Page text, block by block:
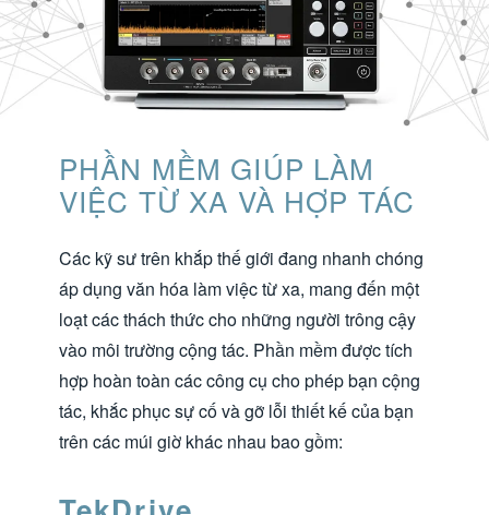
PHẦN MỀM GIÚP LÀM
VIỆC TỪ XA VÀ HỢP TÁC
Các kỹ sư trên khắp thế giới đang nhanh chóng
áp dụng văn hóa làm việc từ xa, mang đến một
loạt các thách thức cho những người trông cậy
vào môi trường cộng tác. Phần mềm được tích
hợp hoàn toàn các công cụ cho phép bạn cộng
tác, khắc phục sự cố và gỡ lỗi thiết kế của bạn
trên các múi giờ khác nhau bao gồm: